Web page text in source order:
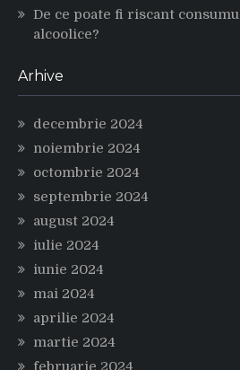
De ce poate fi riscant
alcoolice?
Arhive
decembrie 2024
noiembrie 2024
octombrie 2024
septembrie 2024
august 2024
iulie 2024
iunie 2024
mai 2024
aprilie 2024
martie 2024